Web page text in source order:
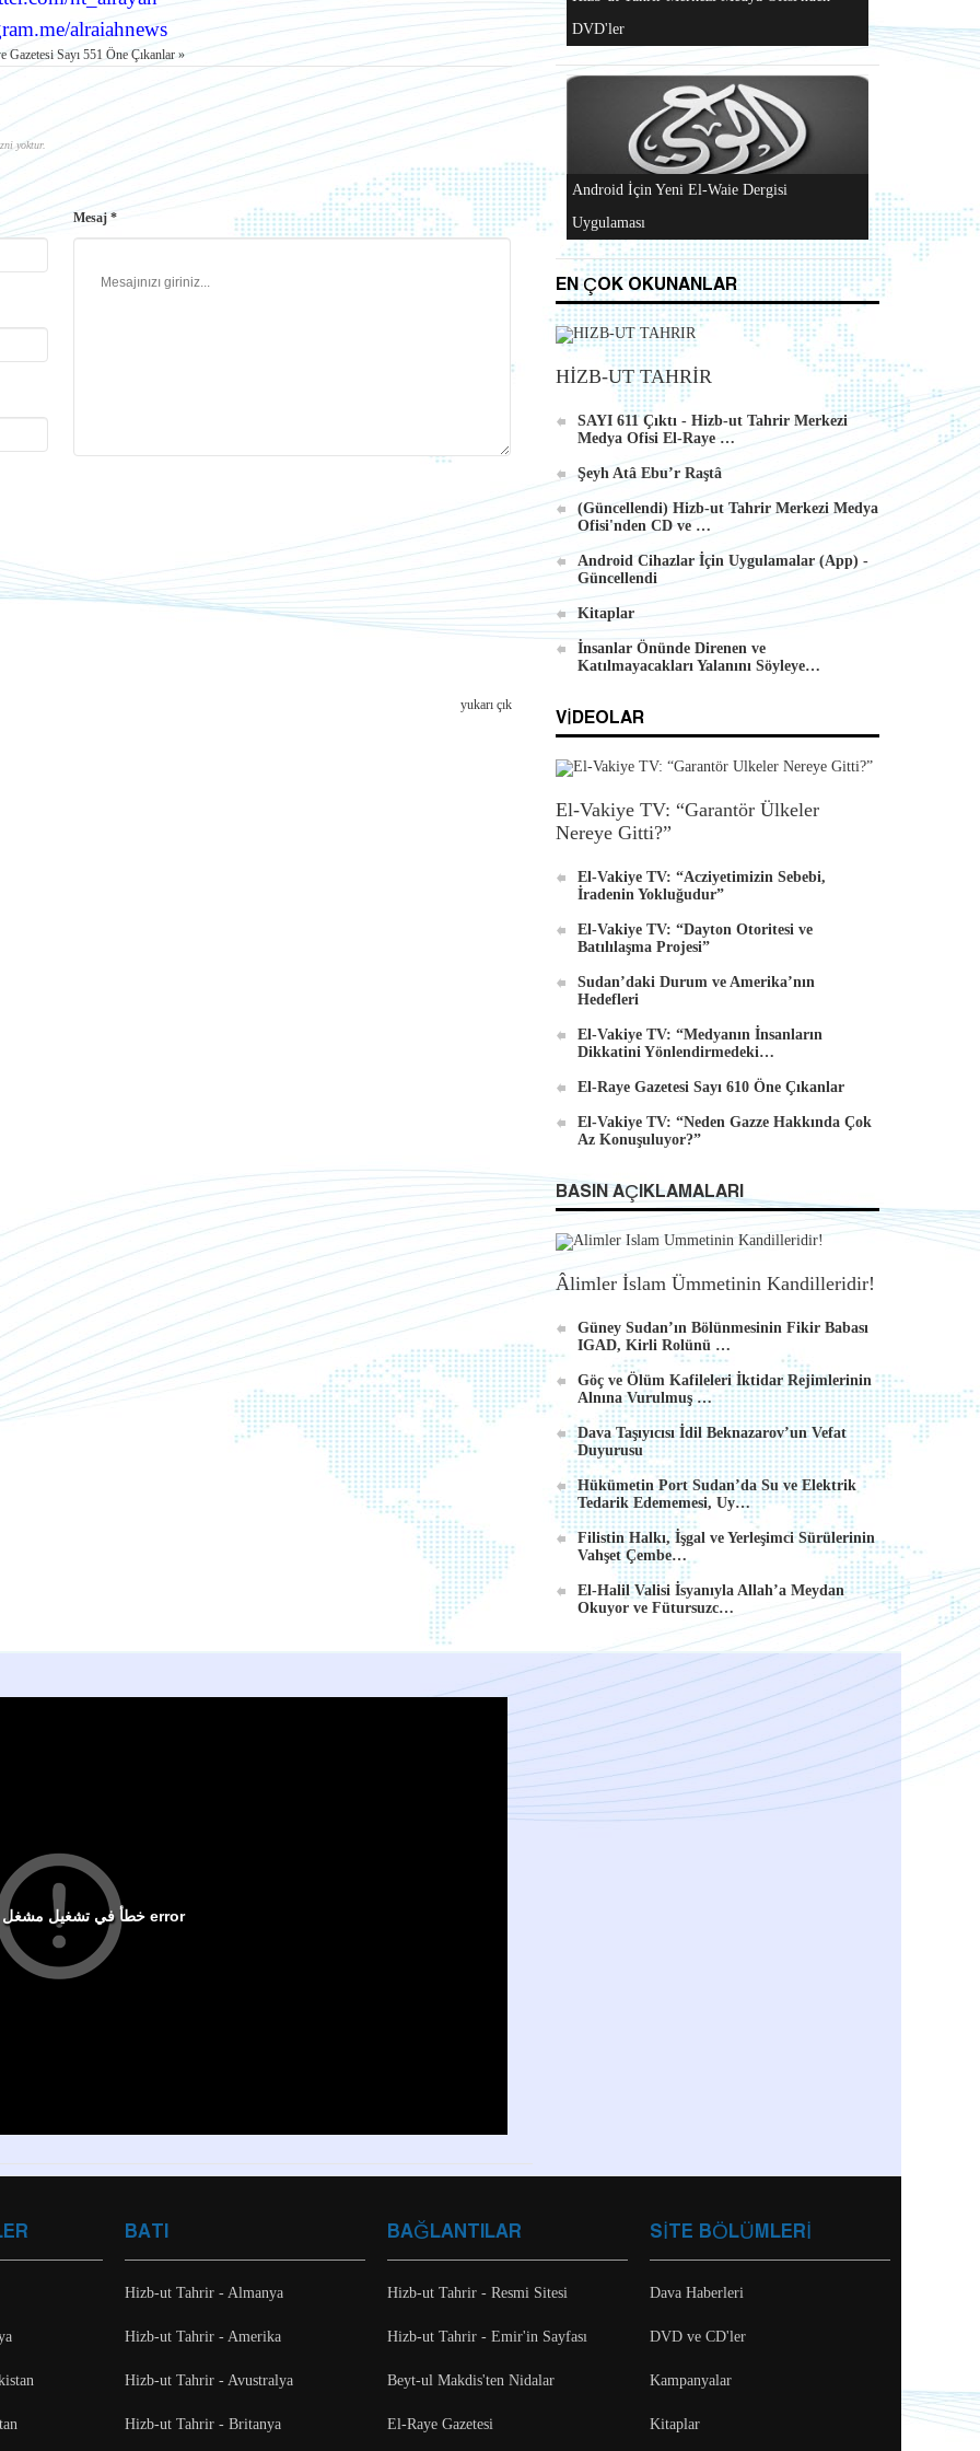
alraiahnews
Gazetesi Sayı 551 Öne Çıkanlar »
yoktur.
Mesaj *
yukarı çık
Al-Raya Gazetesi Yeniden Yayında
Hizb-ut Tahrir Merkezi Medya Ofisi'nden
DVD'ler
Android İçin Yeni El-Waie Dergisi
Uygulaması
"Hizb-ut Tahrir'in Gazze'yi Desteklemek İçin
Düzenlediği Küresel Faaliyetler..." DVD'si
EN ÇOK OKUNANLAR
HİZB-UT TAHRİR
SAYI 611 Çıktı - Hizb-ut Tahrir Merkezi
Medya Ofisi El-Raye …
Şeyh Atâ Ebu’r Raştâ
(Güncellendi) Hizb-ut Tahrir Merkezi Medya
Ofisi'nden CD ve …
Android Cihazlar İçin Uygulamalar (App) -
Güncellendi
Kitaplar
İnsanlar Önünde Direnen ve
Katılmayacakları Yalanını Söyleye…
VIDEOLAR
El-Vakiye TV: “Garantör Ülkeler
Nereye Gitti?”
El-Vakiye TV: “Acziyetimizin Sebebi,
İradenin Yokluğudur”
El-Vakiye TV: “Dayton Otoritesi ve
Batılılaşma Projesi”
Sudan’daki Durum ve Amerika’nın
Hedefleri
El-Vakiye TV: “Medyanın İnsanların
Dikkatini Yönlendirmedeki…
El-Raye Gazetesi Sayı 610 Öne Çıkanlar
El-Vakiye TV: “Neden Gazze Hakkında Çok
Az Konuşuluyor?”
BASIN AÇIKLAMALARI
Âlimler İslam Ümmetinin Kandilleridir!
Güney Sudan’ın Bölünmesinin Fikir Babası
IGAD, Kirli Rolünü …
Göç ve Ölüm Kafileleri İktidar Rejimlerinin
Alnına Vurulmuş …
Dava Taşıyıcısı İdil Beknazarov’un Vefat
Duyurusu
Hükümetin Port Sudan’da Su ve Elektrik
Tedarik Edememesi, Uy…
Filistin Halkı, İşgal ve Yerleşimci Sürülerinin
Vahşet Çembe…
El-Halil Valisi İsyanıyla Allah’a Meydan
Okuyor ve Fütursuzc…
SİTE BÖLÜMLERİ
Dava Haberleri
DVD ve CD'ler
Kampanyalar
Kitaplar
BAĞLANTILAR
Hizb-ut Tahrir - Resmi Sitesi
Hizb-ut Tahrir - Emir'in Sayfası
Beyt-ul Makdis'ten Nidalar
El-Raye Gazetesi
BATI
Hizb-ut Tahrir - Almanya
Hizb-ut Tahrir - Amerika
Hizb-ut Tahrir - Avustralya
Hizb-ut Tahrir - Britanya